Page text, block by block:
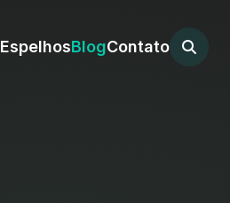
EspelhosBlogContato